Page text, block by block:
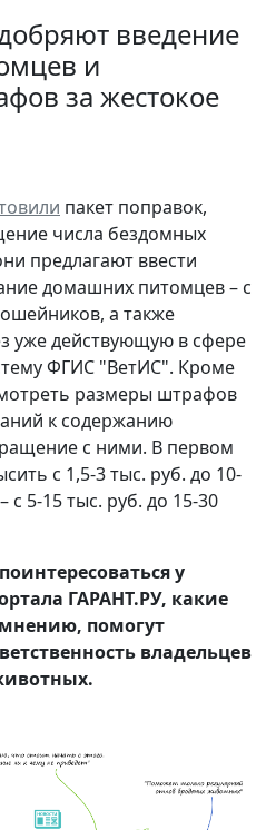
введение
и
за жестокое
пакет поправок,
числа бездомных
предлагают ввести
домашних питомцев – с
а также
уже действующую в сфере
ФГИС "ВетИС". Кроме
размеры штрафов
к содержанию
с ними. В первом
с 1,5-3 тыс. руб. до 10-
с 5-15 тыс. руб. до 15-30
у
ГАРАНТ.РУ, какие
помогут
владельцев